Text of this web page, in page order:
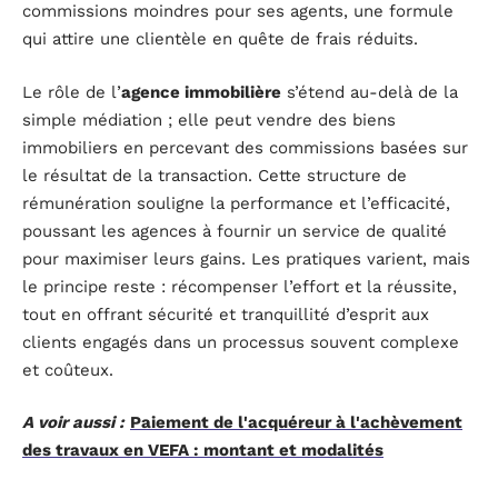
commissions moindres pour ses agents, une formule
qui attire une clientèle en quête de frais réduits.
Le rôle de l’agence immobilière s’étend au-delà de la
simple médiation ; elle peut vendre des biens
immobiliers en percevant des commissions basées sur
le résultat de la transaction. Cette structure de
rémunération souligne la performance et l’efficacité,
poussant les agences à fournir un service de qualité
pour maximiser leurs gains. Les pratiques varient, mais
le principe reste : récompenser l’effort et la réussite,
tout en offrant sécurité et tranquillité d’esprit aux
clients engagés dans un processus souvent complexe
et coûteux.
A voir aussi : Paiement de l'acquéreur à l'achèvement
des travaux en VEFA : montant et modalités